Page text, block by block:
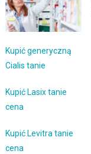
Kupić generyczną
Cialis tanie
Kupić Lasix tanie
cena
Kupić Levitra tanie
cena